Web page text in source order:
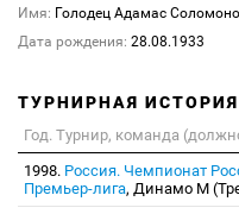
Имя: Голодец Адамас
Дата рождения: 28.08.1933
ТУРНИРНАЯ ИСТОРИЯ
Год. Турнир, команда
1998. Россия. Чемпионат
Премьер-лига, Динамо М